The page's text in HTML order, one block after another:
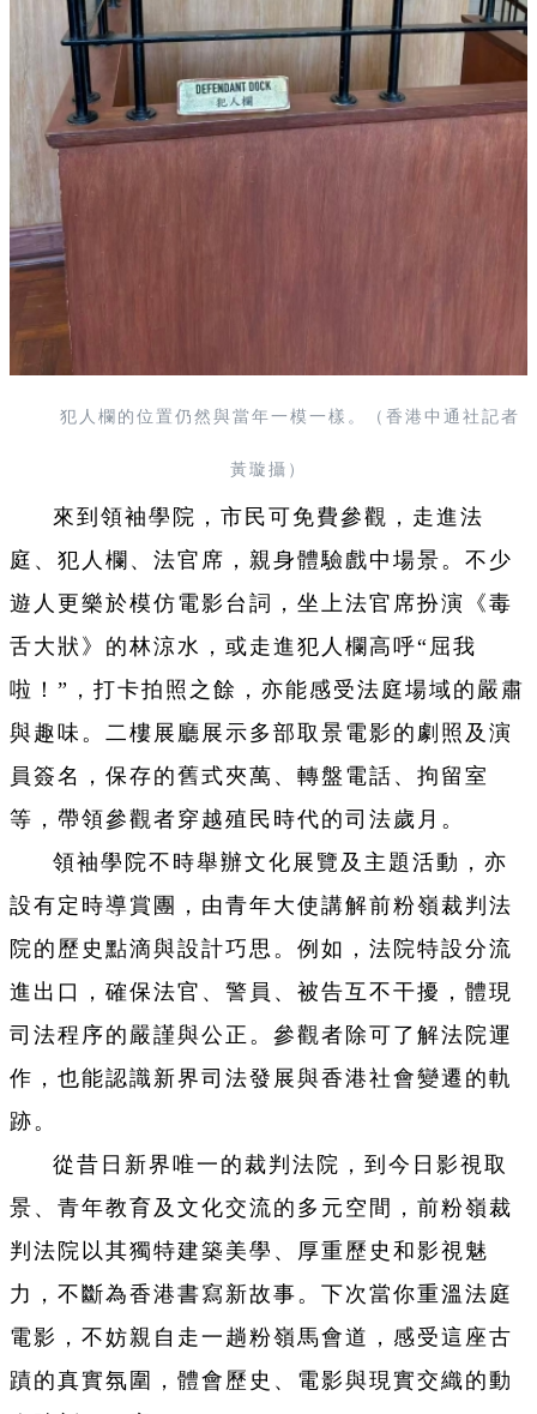
犯人欄的位置仍然與當年一模一樣。（香港中通社記者
黃璇攝）
來到領袖學院，市民可免費參觀，走進法
庭、犯人欄、法官席，親身體驗戲中場景。不少
遊人更樂於模仿電影台詞，坐上法官席扮演《毒
舌大狀》的林涼水，或走進犯人欄高呼“屈我
啦！”，打卡拍照之餘，亦能感受法庭場域的嚴肅
與趣味。二樓展廳展示多部取景電影的劇照及演
員簽名，保存的舊式夾萬、轉盤電話、拘留室
等，帶領參觀者穿越殖民時代的司法歲月。
領袖學院不時舉辦文化展覽及主題活動，亦
設有定時導賞團，由青年大使講解前粉嶺裁判法
院的歷史點滴與設計巧思。例如，法院特設分流
進出口，確保法官、警員、被告互不干擾，體現
司法程序的嚴謹與公正。參觀者除可了解法院運
作，也能認識新界司法發展與香港社會變遷的軌
跡。
從昔日新界唯一的裁判法院，到今日影視取
景、青年教育及文化交流的多元空間，前粉嶺裁
判法院以其獨特建築美學、厚重歷史和影視魅
力，不斷為香港書寫新故事。下次當你重溫法庭
電影，不妨親自走一趟粉嶺馬會道，感受這座古
蹟的真實氛圍，體會歷史、電影與現實交織的動